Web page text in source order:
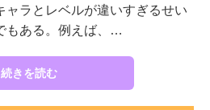
ラとレベルが違いすぎるせい
もある。例えば、…
続きを読む